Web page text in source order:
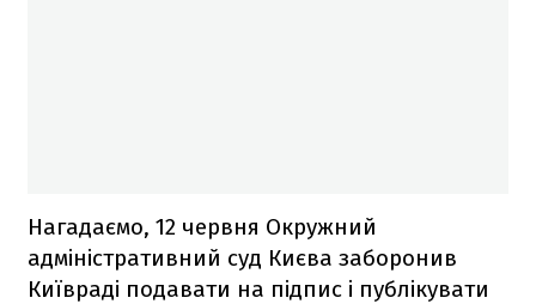
Нагадаємо, 12 червня Окружний
адміністративний суд Києва заборонив
Київраді подавати на підпис і публікувати